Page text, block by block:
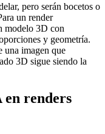
pero serán bocetos o
un render
modelo 3D con
y geometría.
una imagen que
3D sigue siendo la
en renders